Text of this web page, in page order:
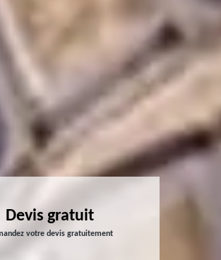
Devis gratuit
votre devis gratuitement